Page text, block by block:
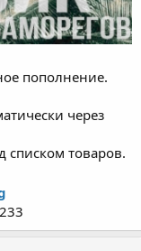
пополнение.
через
списком товаров.